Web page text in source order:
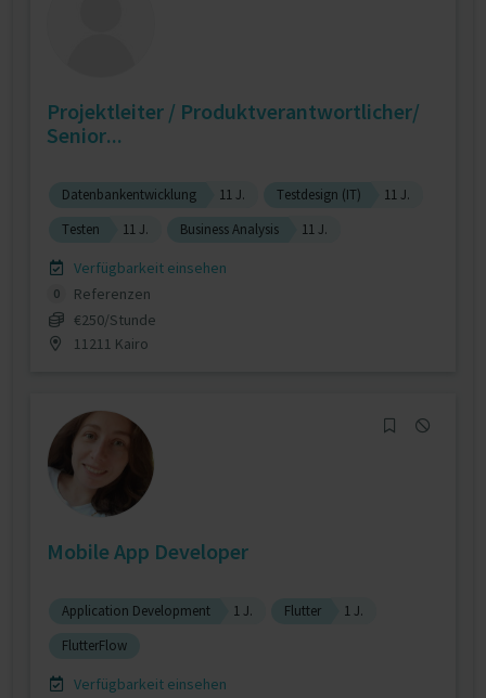
Projektleiter / Produktverantwortlicher/
Senior...
Datenbankentwicklung 11 J. Testdesign (IT)
11 J.
Testen
11 J. Business Analysis 11 J.
Verfügbarkeit einsehen
0
Referenzen
€250/Stunde
11211 Kairo
Mobile App Developer
Application Development 1 J. Flutter
1 J.
FlutterFlow
Verfügbarkeit einsehen